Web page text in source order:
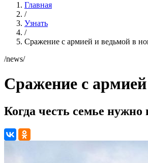
Главная
/
Узнать
/
Сражение с армией и ведьмой в
/news/
Сражение с
Когда честь семье нужно